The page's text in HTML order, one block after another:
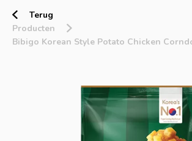
Terug
Producten
Bibigo Korean Style Potato Chicken